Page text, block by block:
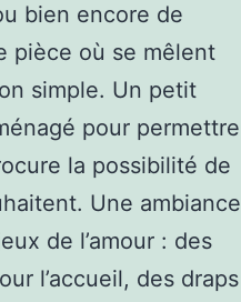
bien encore de
pièce où se mêlent
simple. Un petit
pour permettre
la possibilité de
Une ambiance
de l’amour : des
l’accueil, des draps